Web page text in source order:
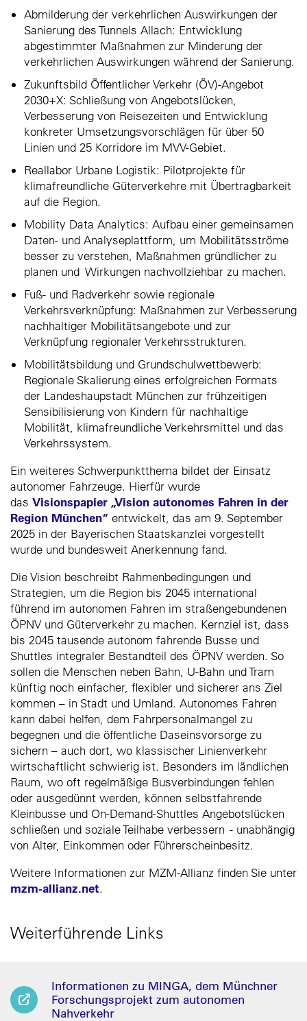
Abmilderung der verkehrlichen Auswirkungen der
Sanierung des Tunnels Allach: Entwicklung
abgestimmter Maßnahmen zur Minderung der
verkehrlichen Auswirkungen während der Sanierung.
Zukunftsbild Öffentlicher Verkehr (ÖV)-Angebot
2030+X: Schließung von Angebotslücken,
Verbesserung von Reisezeiten und Entwicklung
konkreter Umsetzungsvorschlägen für über 50
Linien und 25 Korridore im MVV-Gebiet.
Reallabor Urbane Logistik: Pilotprojekte für
klimafreundliche Güterverkehre mit Übertragbarkeit
auf die Region.
Mobility Data Analytics: Aufbau einer gemeinsamen
Daten- und Analyseplattform, um Mobilitätsströme
besser zu verstehen, Maßnahmen gründlicher zu
planen und Wirkungen nachvollziehbar zu machen.
Fuß- und Radverkehr sowie regionale
Verkehrsverknüpfung: Maßnahmen zur Verbesserung
nachhaltiger Mobilitätsangebote und zur
Verknüpfung regionaler Verkehrsstrukturen.
Mobilitätsbildung und Grundschulwettbewerb:
Regionale Skalierung eines erfolgreichen Formats
der Landeshaupstadt München zur frühzeitigen
Sensibilisierung von Kindern für nachhaltige
Mobilität, klimafreundliche Verkehrsmittel und das
Verkehrssystem.
Ein weiteres Schwerpunktthema bildet der Einsatz
autonomer Fahrzeuge. Hierfür wurde
das Visionspapier „Vision autonomes Fahren in der
Region München“ entwickelt, das am 9. September
2025 in der Bayerischen Staatskanzlei vorgestellt
wurde und bundesweit Anerkennung fand.
Die Vision beschreibt Rahmenbedingungen und
Strategien, um die Region bis 2045 international
führend im autonomen Fahren im straßengebundenen
ÖPNV und Güterverkehr zu machen. Kernziel ist, dass
bis 2045 tausende autonom fahrende Busse und
Shuttles integraler Bestandteil des ÖPNV werden. So
sollen die Menschen neben Bahn, U-Bahn und Tram
künftig noch einfacher, flexibler und sicherer ans Ziel
kommen – in Stadt und Umland. Autonomes Fahren
kann dabei helfen, dem Fahrpersonalmangel zu
begegnen und die öffentliche Daseinsvorsorge zu
sichern – auch dort, wo klassischer Linienverkehr
wirtschaftlicht schwierig ist. Besonders im ländlichen
Raum, wo oft regelmäßige Busverbindungen fehlen
oder ausgedünnt werden, können selbstfahrende
Kleinbusse und On-Demand-Shuttles Angebotslücken
schließen und soziale Teilhabe verbessern - unabhängig
von Alter, Einkommen oder Führerscheinbesitz.
Weitere Informationen zur MZM-Allianz finden Sie unter
mzm-allianz.net.
Weiterführende Links
Informationen zu MINGA, dem Münchner
Forschungsprojekt zum autonomen
Nahverkehr